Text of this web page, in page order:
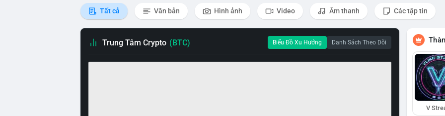
Tất cả Văn bản Hình ảnh Video Âm thanh Các tập tin
Trung Tâm Crypto (BTC) Biểu Đồ Xu Hướng Danh Sách Theo Dõi
V